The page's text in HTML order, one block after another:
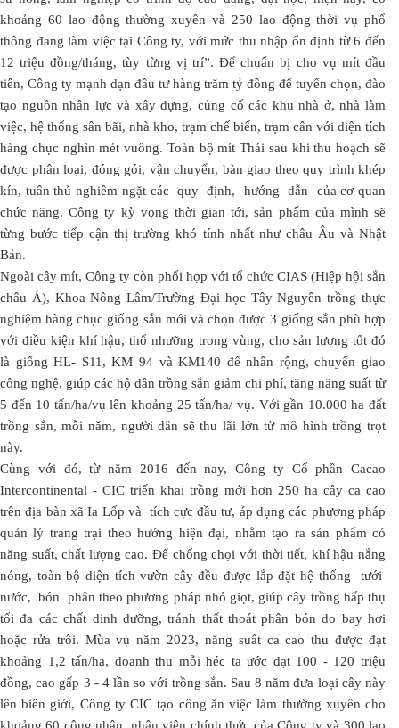
khoảng 60 lao động thường xuyên và 250 lao động thời vụ phổ
thông đang làm việc tại Công ty, với mức thu nhập ổn định từ 6 đến
12 triệu đồng/tháng, tùy từng vị trí”. Để chuẩn bị cho vụ mít đầu
tiên, Công ty mạnh dạn đầu tư hàng trăm tỷ đồng để tuyển chọn, đào
tạo nguồn nhân lực và xây dựng, củng cố các khu nhà ở, nhà làm
việc, hệ thống sân bãi, nhà kho, trạm chế biến, trạm cân với diện tích
hàng chục nghìn mét vuông. Toàn bộ mít Thái sau khi thu hoạch sẽ
được phân loại, đóng gói, vận chuyển, bàn giao theo quy trình khép
kín, tuân thủ nghiêm ngặt các quy định, hướng dẫn của cơ quan
chức năng. Công ty kỳ vọng thời gian tới, sản phẩm của mình sẽ
từng bước tiếp cận thị trường khó tính nhất như châu Âu và Nhật
Bản.
Ngoài cây mít, Công ty còn phối hợp với tổ chức CIAS (Hiệp hội sắn
châu Á), Khoa Nông Lâm/Trường Đại học Tây Nguyên trồng thực
nghiệm hàng chục giống sắn mới và chọn được 3 giống sắn phù hợp
với điều kiện khí hậu, thổ nhưỡng trong vùng, cho sản lượng tốt đó
là giống HL- S11, KM 94 và KM140 để nhân rộng, chuyển giao
công nghệ, giúp các hộ dân trồng sắn giảm chi phí, tăng năng suất từ
5 đến 10 tấn/ha/vụ lên khoảng 25 tấn/ha/ vụ. Với gần 10.000 ha đất
trồng sắn, mỗi năm, người dân sẽ thu lãi lớn từ mô hình trồng trọt
này.
Cùng với đó, từ năm 2016 đến nay, Công ty Cổ phần Cacao
Intercontinental - CIC triển khai trồng mới hơn 250 ha cây ca cao
trên địa bàn xã Ia Lốp và tích cực đầu tư, áp dụng các phương pháp
quản lý trang trại theo hướng hiện đại, nhằm tạo ra sản phẩm có
năng suất, chất lượng cao. Để chống chọi với thời tiết, khí hậu nắng
nóng, toàn bộ diện tích vườn cây đều được lắp đặt hệ thống tưới
nước, bón phân theo phương pháp nhỏ giọt, giúp cây trồng hấp thụ
tối đa các chất dinh dưỡng, tránh thất thoát phân bón do bay hơi
hoặc rửa trôi. Mùa vụ năm 2023, năng suất ca cao thu được đạt
khoảng 1,2 tấn/ha, doanh thu mỗi héc ta ước đạt 100 - 120 triệu
đồng, cao gấp 3 - 4 lần so với trồng sắn. Sau 8 năm đưa loại cây này
lên biên giới, Công ty CIC tạo công ăn việc làm thường xuyên cho